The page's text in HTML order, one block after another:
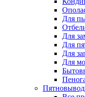
Для
Для
Для
Для
Для